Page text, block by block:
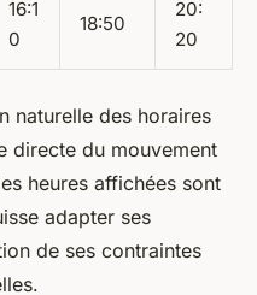
16:1
0
18:50
20:
20
naturelle des horaires
directe du mouvement
heures affichées sont
adapter ses
de ses contraintes